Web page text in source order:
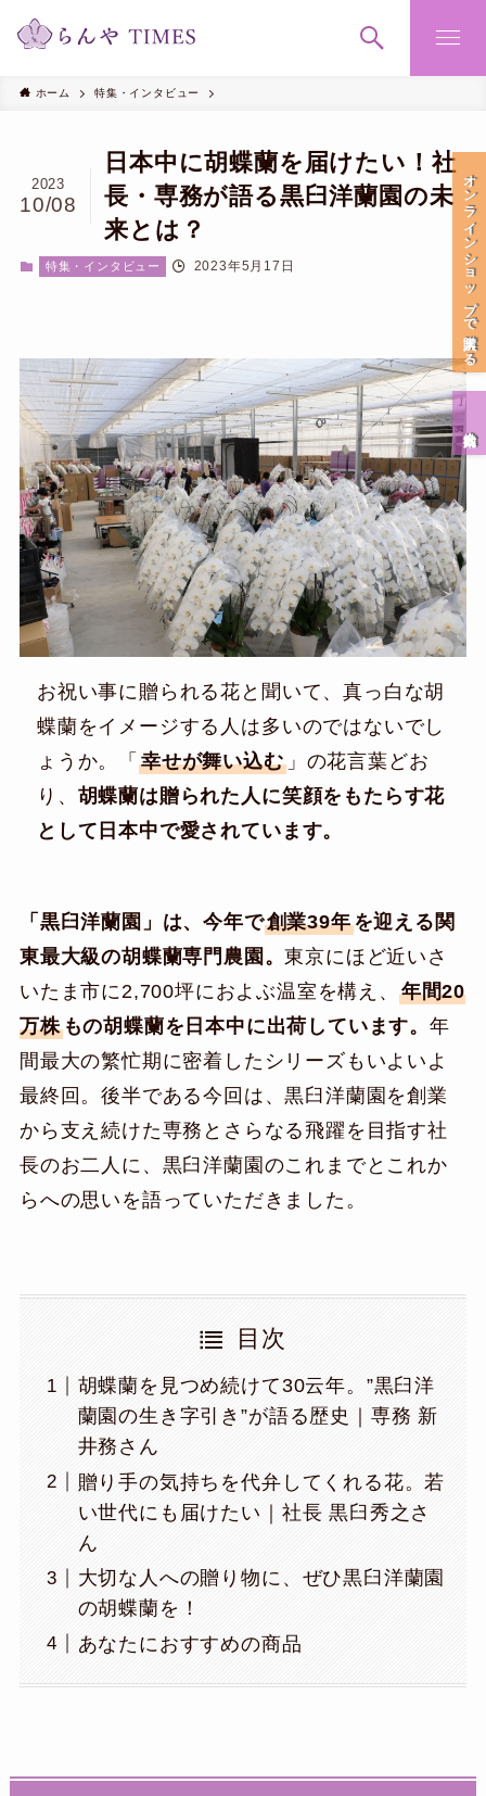
ホーム 特集・インタビュー
日本中に胡蝶蘭を届けたい！社
長・専務が語る黒臼洋蘭園の未
来とは？
2023
10/08
特集・インタビュー 2023年5月17日
お祝い事に贈られる花と聞いて、真っ白な胡
蝶蘭をイメージする人は多いのではないでし
ょうか。「幸せが舞い込む」の花言葉どお
り、 胡蝶蘭は贈られた人に笑顔をもたらす花
として日本中で愛されています。
「黒臼洋蘭園」は、今年で創業39年を迎える関
東最大級の胡蝶蘭専門農園。東京にほど近いさ
いたま市に2,700坪におよぶ温室を構え、 年間20
万株もの胡蝶蘭を日本中に出荷しています。年
間最大の繁忙期に密着したシリーズもいよいよ
最終回。後半である今回は、黒臼洋蘭園を創業
から支え続けた専務とさらなる飛躍を目指す社
長のお二人に、黒臼洋蘭園のこれまでとこれか
らへの思いを語っていただきました。
目次
胡蝶蘭を見つめ続けて30云年。”黒臼洋
蘭園の生き字引き”が語る歴史｜専務 新
井務さん
贈り手の気持ちを代弁してくれる花。若
い世代にも届けたい｜社長 黒臼秀之さ
ん
大切な人への贈り物に、ぜひ黒臼洋蘭園
の胡蝶蘭を！
あなたにおすすめの商品
オンラインショップで購入する